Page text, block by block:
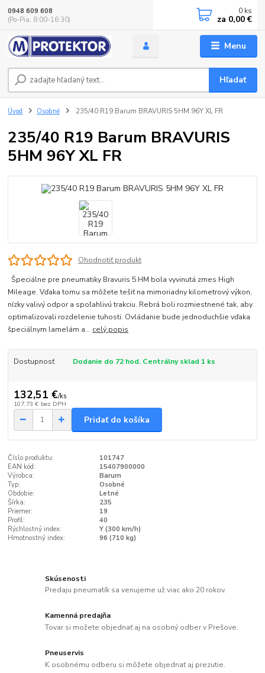
Menu
Hľadať
0948 609 608
(Po-Pia, 8:00-16:30)
0 ks
za 0,00 €
Úvod Osobné 235/40 R19 Barum BRAVURIS 5HM 96Y XL FR
235/40 R19 Barum BRAVURIS
5HM 96Y XL FR
Ohodnotiť produkt
Špeciálne pre pneumatiky Bravuris 5 HM bola vyvinutá zmes High
Mileage. Vďaka tomu sa môžete tešiť na mimoriadny kilometrový výkon,
nízky valivý odpor a spoľahlivú trakciu. Rebrá boli rozmiestnené tak, aby
optimalizovali rozdelenie tuhosti. Ovládanie bude jednoduchšie vďaka
špeciálnym lamelám a... celý popis
Dostupnosť Dodanie do 72 hod. Centrálny sklad 1 ks
132,51 €/ks
107,73 € bez DPH
Pridať do košíka
Číslo produktu:
101747
EAN kód:
15407900000
Výrobca:
Barum
Typ:
Osobné
Obdobie:
Letné
Šírka:
235
Priemer:
19
Profil:
40
Rýchlostný index:
Y (300 km/h)
Hmotnostný index:
96 (710 kg)
Skúsenosti
Predaju pneumatík sa venujeme už viac ako 20 rokov.
Kamenná predajňa
Tovar si možete objednať aj na osobný odber v Prešove.
Pneuservis
K osobnému odberu si môžete objednať aj prezutie.